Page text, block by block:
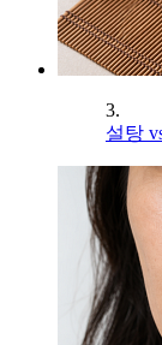
3.
설탕